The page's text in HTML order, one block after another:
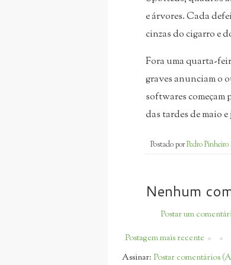
e árvores. Cada
cinzas do cigarro e
Fora uma quarta-
graves anunciam o
softwares
das tardes de maio
Postado porPedro Pinheiro
Nenhum
Postar um
Postagem mais recente
Assinar: Postar comentários